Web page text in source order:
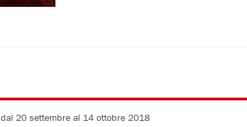
dal 20 settembre al 14 ottobre 2018